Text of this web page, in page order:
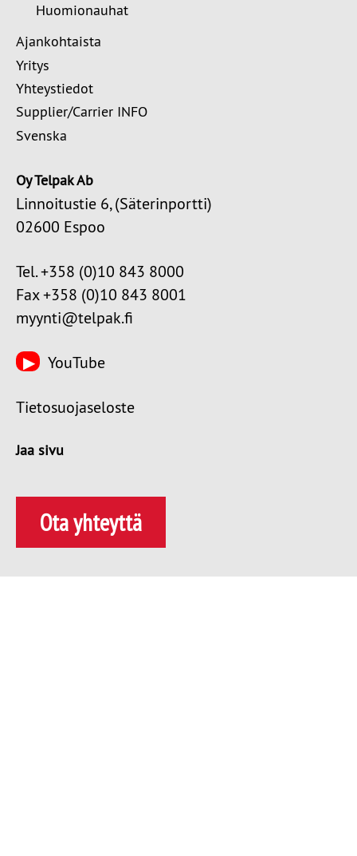
Huomionauhat
Ajankohtaista
Yritys
Yhteystiedot
Supplier/Carrier INFO
Svenska
Oy Telpak Ab
Linnoitustie 6, (Säterinportti)
02600 Espoo
Tel. +358 (0)10 843 8000
Fax +358 (0)10 843 8001
myynti@telpak.fi
YouTube
Tietosuojaseloste
Jaa sivu
Ota yhteyttä